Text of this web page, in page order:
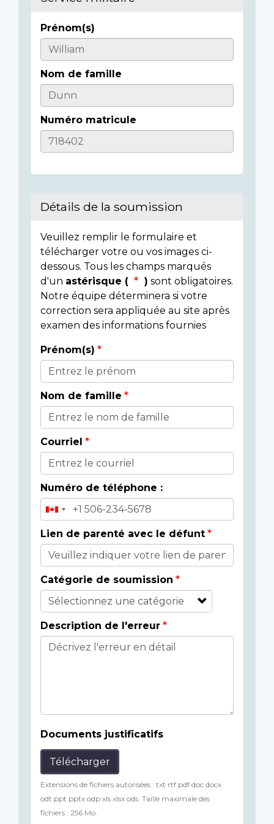
Casualty
Details
Prénom(s)
Nom de famille
Numéro matricule
Détails de la soumission
Veuillez remplir le formulaire et
télécharger votre ou vos images ci-
dessous. Tous les champs marqués
d'un astérisque ( ) sont obligatoires.
Notre équipe déterminera si votre
correction sera appliquée au site après
examen des informations fournies
Donor
Details
Prénom(s)
Nom de famille
Courriel
Numéro de téléphone :
Lien de parenté avec le défunt
Catégorie de soumission
Description de l'erreur
Documents justificatifs
Télécharger
Extensions de fichiers autorisées : txt rtf pdf doc docx
odt ppt pptx odp xls xlsx ods. Taille maximale des
fichiers : 256 Mo.